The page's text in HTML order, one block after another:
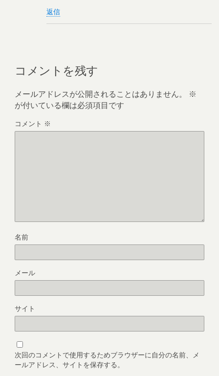
返信
コメントを残す
メールアドレスが公開されることはありません。
※
が付いている欄は必須項目です
コメント ※
名前
メール
サイト
次回のコメントで使用するためブラウザーに自分の名前、メ
ールアドレス、サイトを保存する。